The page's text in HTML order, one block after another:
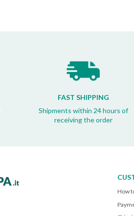
FAST SHIPPING
Shipments within 24 hours of
receiving the order
How